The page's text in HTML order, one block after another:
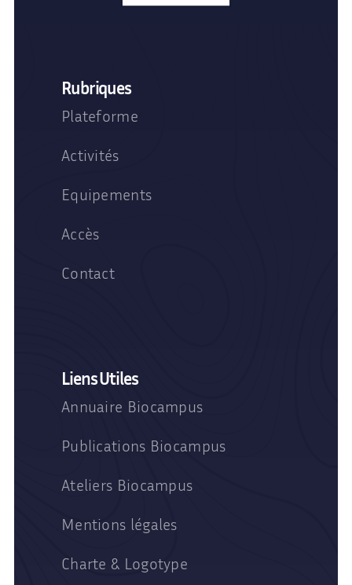
Rubriques
Plateforme
Activités
Equipements
Accès
Contact
Liens Utiles
Annuaire Biocampus
Publications Biocampus
Ateliers Biocampus
Mentions légales
Charte & Logotype